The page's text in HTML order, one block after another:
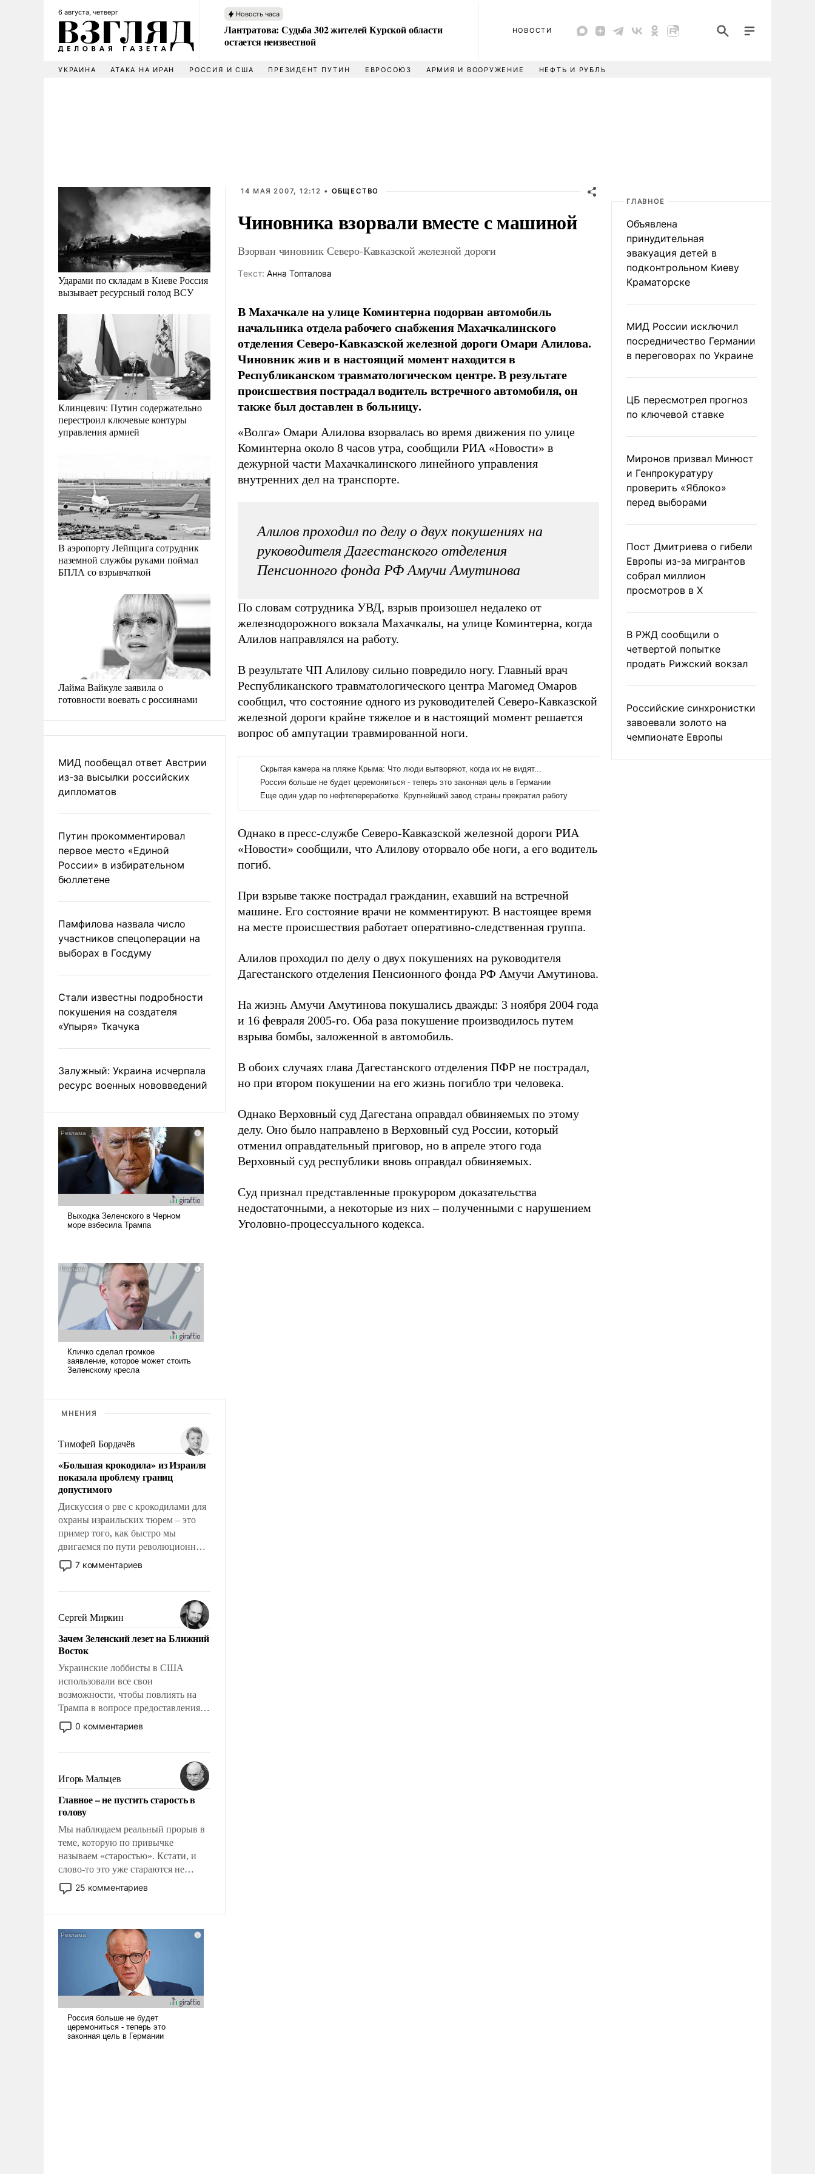
6 августа, четверг Новость часа
Лантратова: Судьба 302 жителей Курской области
остается неизвестной
НОВОСТИ
УКРАИНА АТАКА НА ИРАН РОССИЯ И США ПРЕЗИДЕНТ ПУТИН ЕВРОСОЮЗ АРМИЯ И ВООРУЖЕНИЕ НЕФТЬ И РУБЛЬ
Ударами по складам в Киеве Россия
вызывает ресурсный голод ВСУ
Клинцевич: Путин содержательно
перестроил ключевые контуры
управления армией
В аэропорту Лейпцига сотрудник
наземной службы руками поймал
БПЛА со взрывчаткой
Лайма Вайкуле заявила о
готовности воевать с россиянами
МИД пообещал ответ Австрии
из-за высылки российских
дипломатов
Путин прокомментировал
первое место «Единой
России» в избирательном
бюллетене
Памфилова назвала число
участников спецоперации на
выборах в Госдуму
Стали известны подробности
покушения на создателя
«Упыря» Ткачука
Залужный: Украина исчерпала
ресурс военных нововведений
МНЕНИЯ
Тимофей Бордачёв
«Большая крокодила» из Израиля
показала проблему границ
допустимого
Дискуссия о рве с крокодилами для
охраны израильских тюрем – это
пример того, как быстро мы
двигаемся по пути революционных
изменений. То, что несколько лет
назад было образом для
7 комментариев
Сергей Миркин
Зачем Зеленский лезет на Ближний
Восток
Украинские лоббисты в США
использовали все свои
возможности, чтобы повлиять на
Трампа в вопросе предоставления
вооружений своим нанимателям.
Вероятно, кому-то из тех, кто
продемонстрировать, что Украина
вступила в вооруженное
противостояние с Ираном.
0 комментариев
Игорь Мальцев
Главное – не пустить старость в
голову
Мы наблюдаем реальный прорыв в
теме, которую по привычке
называем «старостью». Кстати, и
слово-то это уже стараются не
использовать – так же, как «бабка»,
«дед», – хотя бы в образованной
25 комментариев
14 МАЯ 2007, 12:12 • ОБЩЕСТВО
Чиновника взорвали вместе с машиной
Взорван чиновник Северо-Кавказской железной дороги
Tекст: Анна Топталова
В Махачкале на улице Коминтерна подорван автомобиль
начальника отдела рабочего снабжения Махачкалинского
отделения Северо-Кавказской железной дороги Омари Алилова.
Чиновник жив и в настоящий момент находится в
Республиканском травматологическом центре. В результате
происшествия пострадал водитель встречного автомобиля, он
также был доставлен в больницу.
«Волга» Омари Алилова взорвалась во время движения по улице
Коминтерна около 8 часов утра, сообщили РИА «Новости» в
дежурной части Махачкалинского линейного управления
внутренних дел на транспорте.
Алилов проходил по делу о двух покушениях на
руководителя Дагестанского отделения
Пенсионного фонда РФ Амучи Амутинова
По словам сотрудника УВД, взрыв произошел недалеко от
железнодорожного вокзала Махачкалы, на улице Коминтерна, когда
Алилов направлялся на работу.
В результате ЧП Алилову сильно повредило ногу. Главный врач
Республиканского травматологического центра Магомед Омаров
сообщил, что состояние одного из руководителей Северо-Кавказской
железной дороги крайне тяжелое и в настоящий момент решается
вопрос об ампутации травмированной ноги.
Однако в пресс-службе Северо-Кавказской железной дороги РИА
«Новости» сообщили, что Алилову оторвало обе ноги, а его водитель
погиб.
При взрыве также пострадал гражданин, ехавший на встречной
машине. Его состояние врачи не комментируют. В настоящее время
на месте происшествия работает оперативно-следственная группа.
Алилов проходил по делу о двух покушениях на руководителя
Дагестанского отделения Пенсионного фонда РФ Амучи Амутинова.
На жизнь Амучи Амутинова покушались дважды: 3 ноября 2004 года
и 16 февраля 2005-го. Оба раза покушение производилось путем
взрыва бомбы, заложенной в автомобиль.
В обоих случаях глава Дагестанского отделения ПФР не пострадал,
но при втором покушении на его жизнь погибло три человека.
Однако Верховный суд Дагестана оправдал обвиняемых по этому
делу. Оно было направлено в Верховный суд России, который
отменил оправдательный приговор, но в апреле этого года
Верховный суд республики вновь оправдал обвиняемых.
Суд признал представленные прокурором доказательства
недостаточными, а некоторые из них – полученными с нарушением
Уголовно-процессуального кодекса.
ГЛАВНОЕ
Объявлена
принудительная
эвакуация детей в
подконтрольном Киеву
Краматорске
МИД России исключил
посредничество Германии
в переговорах по Украине
ЦБ пересмотрел прогноз
по ключевой ставке
Миронов призвал Минюст
и Генпрокуратуру
проверить «Яблоко»
перед выборами
Пост Дмитриева о гибели
Европы из-за мигрантов
собрал миллион
просмотров в X
В РЖД сообщили о
четвертой попытке
продать Рижский вокзал
Российские синхронистки
завоевали золото на
чемпионате Европы